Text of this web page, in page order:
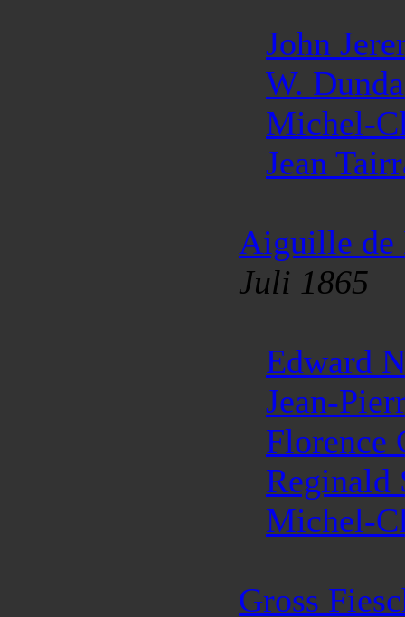
John
W.
Michel-
Jean
Aiguille de
Juli 1865
Edward
Jean-
Florence
Reginald
Michel-
Gross